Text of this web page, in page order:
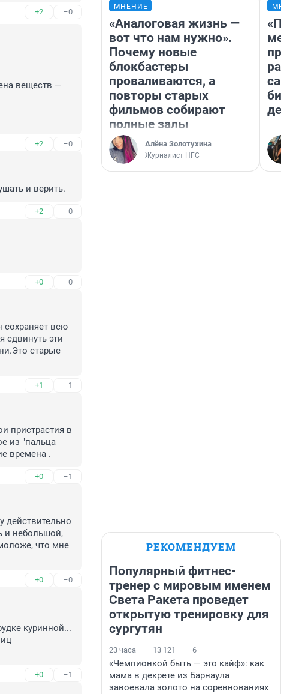
+2 –0
веществ —
+2 –0
и верить.
+2 –0
+0 –0
сохраняет всю
сдвинуть эти
старые
+1 –1
пристрастия в
из "пальца
времена .
+0 –1
действительно
и небольшой,
что мне
+0 –0
куринной...
+0 –1
МНЕНИЕ
«Аналоговая жизнь —
вот что нам нужно».
Почему новые
блокбастеры
проваливаются, а
повторы старых
фильмов собирают
полные залы
Алёна Золотухина
Журналист НГС
РЕКОМЕНДУЕМ
Популярный фитнес-
тренер с мировым именем
Света Ракета проведет
открытую тренировку для
сургутян
23 часа 13 121 6
«Чемпионкой быть — это кайф»: как
мама в декрете из Барнаула
завоевала золото на соревнованиях